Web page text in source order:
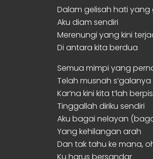
Dalam gelisah hati
Aku diam sendiri
Merenungi yang kini
Di antara kita berdua
Semua mimpi yang
Telah musnah s’galanya
Kar’na kini kita t’lah
Tinggallah diriku sendiri
Aku bagai nelayan
Yang kehilangan arah
Dan tak tahu ke mana,